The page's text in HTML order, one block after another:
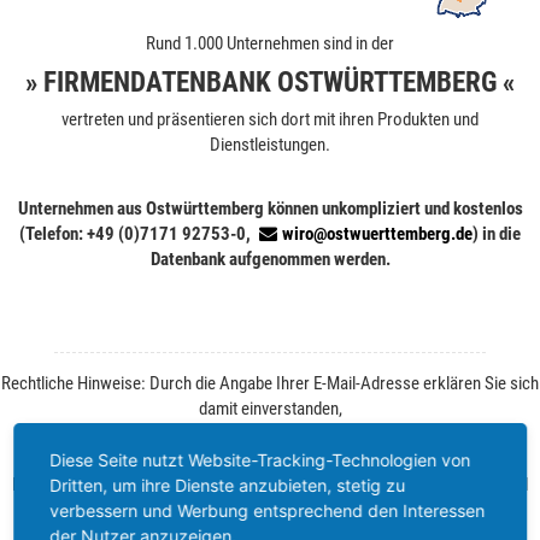
Rund 1.000 Unternehmen sind in der
» FIRMENDATENBANK OSTWÜRTTEMBERG «
vertreten und präsentieren sich dort mit ihren Produkten und
Dienstleistungen.
Unternehmen aus Ostwürttemberg können unkompliziert und kostenlos
(Telefon: +49 (0)7171 92753-0,
wiro@ostwuerttemberg.de) in die
Datenbank aufgenommen werden.
Rechtliche Hinweise: Durch die Angabe Ihrer E-Mail-Adresse erklären Sie sich
damit einverstanden,
Wirtschaftsstandort Ostwürttemberg zu erhalten.
Ihre Einwilligung können Sie jederzeit ohne Angabe von Gründen per E-Mail
widerrufen. Weitere Informationen finden Sie unter Datenschutz
Diese Seite nutzt Website-Tracking-Technologien von
Dritten, um ihre Dienste anzubieten, stetig zu
verbessern und Werbung entsprechend den Interessen
der Nutzer anzuzeigen.